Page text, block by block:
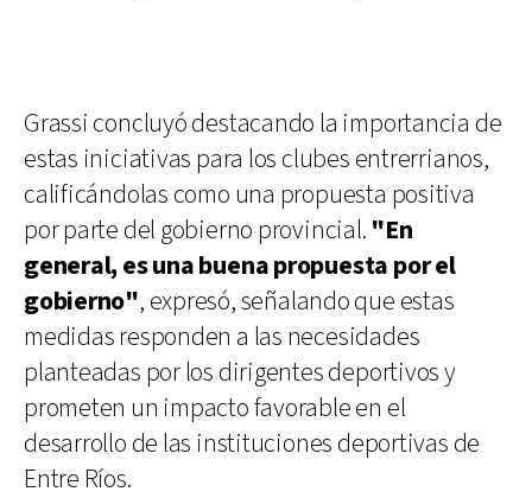
Grassi concluyó destacando la importancia de
estas iniciativas para los clubes entrerrianos,
calificándolas como una propuesta positiva
por parte del gobierno provincial. "En
general, es una buena propuesta por el
gobierno", expresó, señalando que estas
medidas responden a las necesidades
planteadas por los dirigentes deportivos y
prometen un impacto favorable en el
desarrollo de las instituciones deportivas de
Entre Ríos.